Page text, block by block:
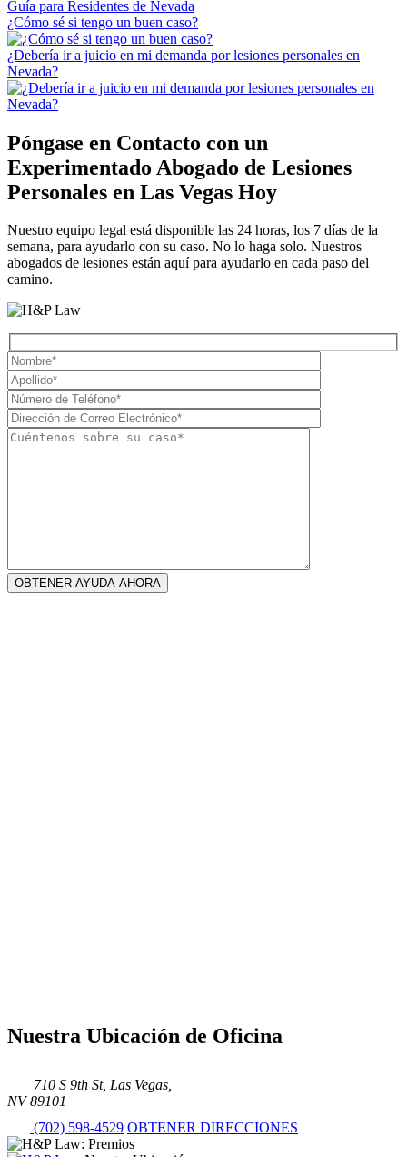
¿Cómo sé si tengo un buen caso?
¿Debería ir a juicio en mi demanda por lesiones personales en
Nevada?
Póngase en Contacto con un
Experimentado Abogado de Lesiones
Personales en Las Vegas Hoy
Nuestro equipo legal está disponible las 24 horas, los 7 días de la
semana, para ayudarlo con su caso. No lo haga solo. Nuestros
abogados de lesiones están aquí para ayudarlo en cada paso del
camino.
Nuestra Ubicación de Oficina
710 S 9th St, Las Vegas,
NV 89101
(702) 598-4529 OBTENER DIRECCIONES